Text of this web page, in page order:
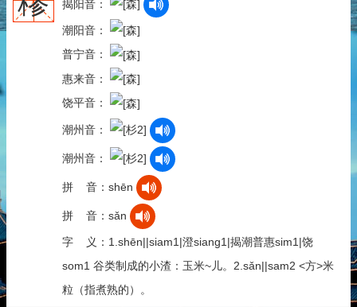
揭阳音：
潮阳音：
普宁音：
惠来音：
饶平音：
潮州音：
潮州音：
拼 音：shēn
拼 音：sǎn
字 义：1.shēn||siam1|澄siang1|揭潮普惠sim1|饶
som1 谷类制成的小渣：玉米~儿。2.sǎn||sam2 <方>米
粒（指煮熟的）。